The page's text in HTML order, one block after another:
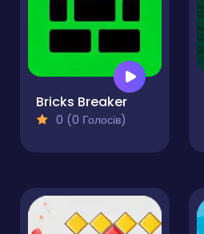
Bricks Breaker
0 (0 Голосів)